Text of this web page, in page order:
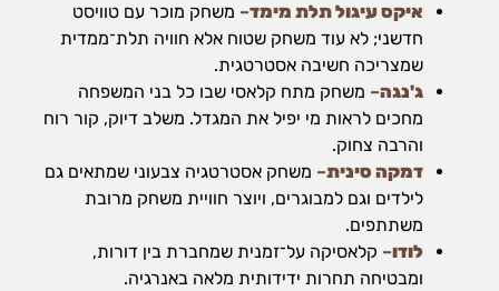
איקס עיגול תלת מימד– משחק מוכר עם טוויסט
חדשני; לא עוד משחק שטוח אלא חוויה תלת־ממדית
שמצריכה חשיבה אסטרטגית.
ג'נגה– משחק מתח קלאסי שבו כל בני המשפחה
מחכים לראות מי יפיל את המגדל. משלב דיוק, קור רוח
והרבה צחוק.
דמקה סינית– משחק אסטרטגיה צבעוני שמתאים גם
לילדים וגם למבוגרים, ויוצר חוויית משחק מרובת
משתתפים.
לודו– קלאסיקה על־זמנית שמחברת בין דורות,
ומבטיחה תחרות ידידותית מלאה באנרגיה.